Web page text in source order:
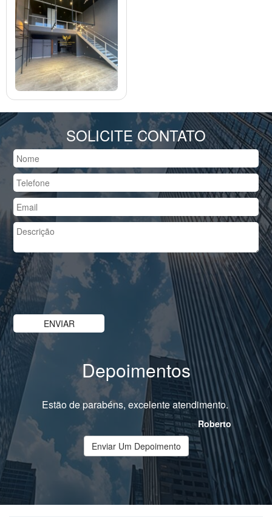
SOLICITE CONTATO
Depoimentos
Estão de parabéns, excelente atendimento.
Roberto
Enviar Um Depoimento